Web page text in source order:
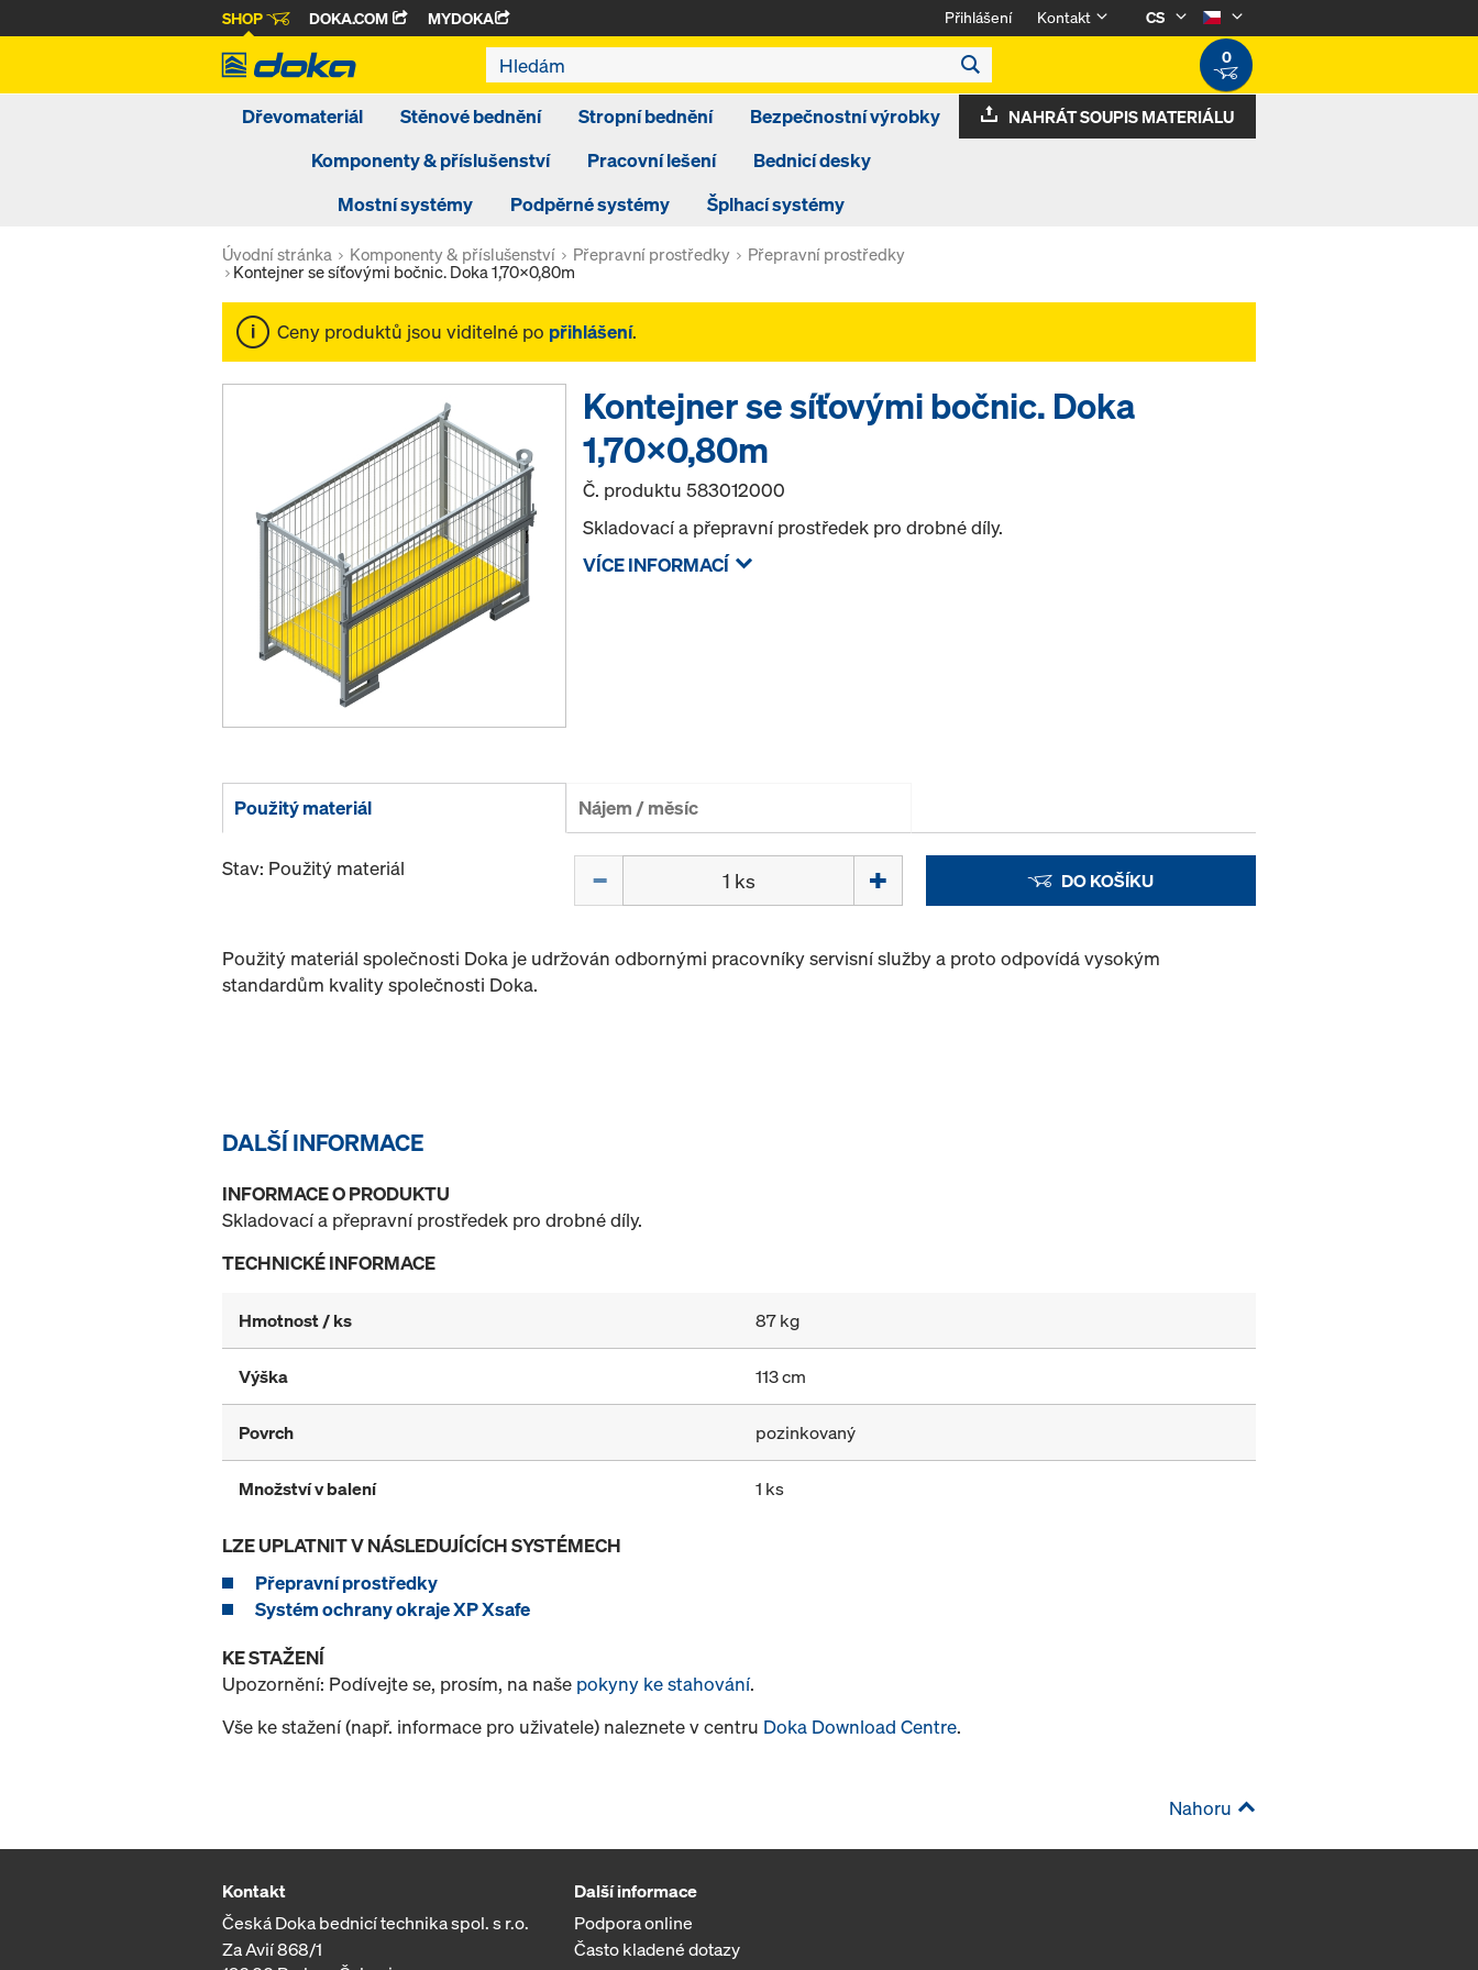
SHOP DOKA.COM MYDOKA Přihlášení Kontakt
CS
0
Dřevomateriál Stěnové bednění Stropní bednění
Bezpečnostní výrobky
Komponenty & příslušenství
Pracovní lešení
Bednicí desky
Mostní systémy
Podpěrné systémy Šplhací systémy
NAHRÁT SOUPIS MATERIÁLU
Úvodní stránka Komponenty & příslušenství Přepravní prostředky
Přepravní prostředky
Kontejner se síťovými bočnic. Doka 1,70x0,80m
Ceny produktů jsou viditelné po přihlášení.
Kontejner se síťovými bočnic. Doka
1,70x0,80m
Č. produktu583012000
Skladovací a přepravní prostředek pro drobné díly.
VÍCE INFORMACÍ
Použitý materiál Nájem / měsíc
Stav: Použitý materiál DO KOŠÍKU
Použitý materiál společnosti Doka je udržován odbornými pracovníky servisní služby a proto odpovídá vysokým
standardům kvality společnosti Doka.
DALŠÍ INFORMACE
INFORMACE O PRODUKTU
Skladovací a přepravní prostředek pro drobné díly.
TECHNICKÉ INFORMACE
Hmotnost / ks 87 kg
Výška 113 cm
Povrch pozinkovaný
Množství v balení 1 ks
LZE UPLATNIT V NÁSLEDUJÍCÍCH SYSTÉMECH
Přepravní prostředky
Systém ochrany okraje XP Xsafe
KE STAŽENÍ
Upozornění: Podívejte se, prosím, na naše pokyny ke stahování.
Vše ke stažení (např. informace pro uživatele) naleznete v centru Doka Download Centre.
Nahoru
Kontakt
Česká Doka bednicí technika spol. s r.o.
Za Avií 868/1
Další informace
Podpora online
Často kladené dotazy